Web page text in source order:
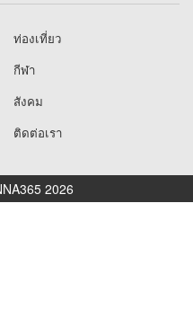
ท่องเที่ยว
กีฬา
สังคม
ติดต่อเรา
2026